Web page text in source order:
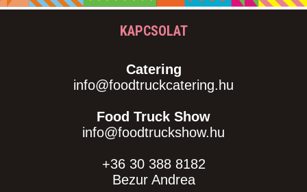
KAPCSOLAT
Catering
info@foodtruckcatering.hu
Food Truck Show
info@foodtruckshow.hu
+36 30 388 8182
Bezur Andrea